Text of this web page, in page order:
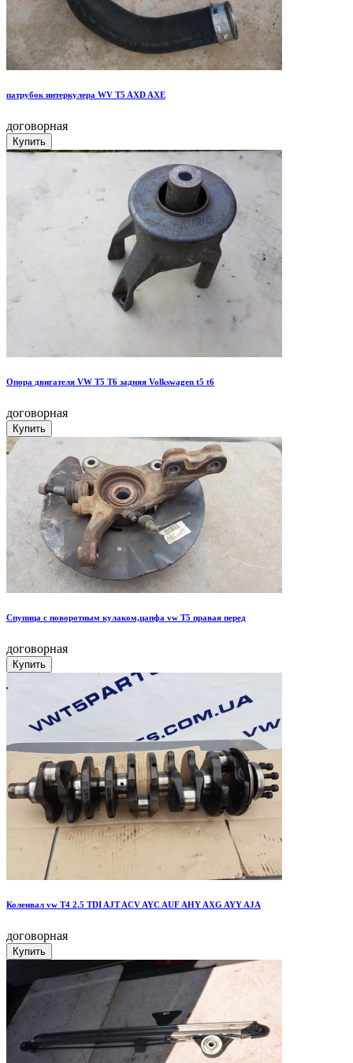
патрубок интеркулера WV T5 AXD AXE
договорная
Опора двигателя VW T5 T6 задняя Volkswagen t5 t6
договорная
Спупица с поворотным кулаком,цапфа vw T5 правая перед
договорная
Коленвал vw T4 2.5 TDI AJT ACV AYC AUF AHY AXG AYY AJA
договорная